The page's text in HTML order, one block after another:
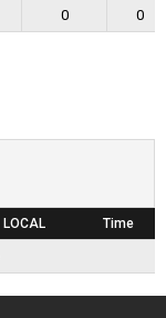
0 0
LOCAL Time